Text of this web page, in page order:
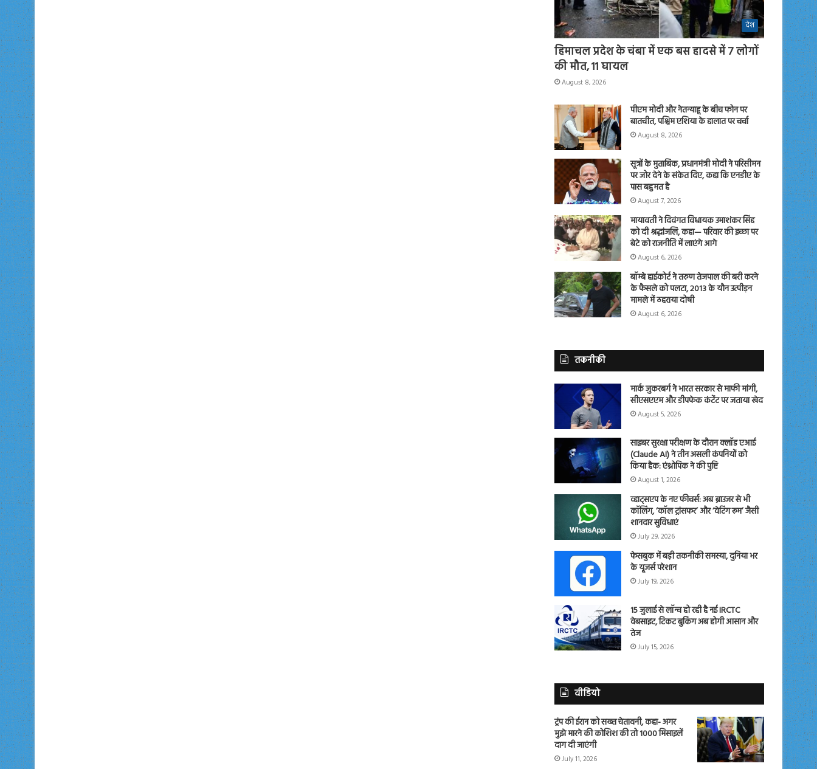
देश
हिमाचल प्रदेश के चंबा में एक बस हादसे में 7 लोगों
की मौत, 11 घायल
August 8, 2026
पीएम मोदी और नेतन्याहू के बीच फोन पर
बातचीत, पश्चिम एशिया के हालात पर चर्चा
August 8, 2026
सूत्रों के मुताबिक, प्रधानमंत्री मोदी ने परिसीमन
पर जोर देने के संकेत दिए, कहा कि एनडीए के
पास बहुमत है
August 7, 2026
मायावती ने दिवंगत विधायक उमाशंकर सिंह
को दी श्रद्धांजलि, कहा— परिवार की इच्छा पर
बेटे को राजनीति में लाएंगे आगे
August 6, 2026
बॉम्बे हाईकोर्ट ने तरुण तेजपाल की बरी करने
के फैसले को पलटा, 2013 के यौन उत्पीड़न
मामले में ठहराया दोषी
August 6, 2026
तकनीकी
मार्क जुकरबर्ग ने भारत सरकार से माफी मांगी,
सीएसएएम और डीपफेक कंटेंट पर जताया खेद
August 5, 2026
साइबर सुरक्षा परीक्षण के दौरान क्लॉड एआई
(Claude AI) ने तीन असली कंपनियों को
किया हैक: एंथ्रोपिक ने की पुष्टि
August 1, 2026
व्हाट्सएप के नए फीचर्स: अब ब्राउजर से भी
कॉलिंग, ‘कॉल ट्रांसफर’ और ‘वेटिंग रूम’ जैसी
शानदार सुविधाएं
July 29, 2026
फेसबुक में बड़ी तकनीकी समस्या, दुनिया भर
के यूजर्स परेशान
July 19, 2026
15 जुलाई से लॉन्च हो रही है नई IRCTC
वेबसाइट, टिकट बुकिंग अब होगी आसान और
तेज
July 15, 2026
वीडियो
ट्रंप की ईरान को सख्त चेतावनी, कहा- अगर
मुझे मारने की कोशिश की तो 1000 मिसाइलें
दाग दी जाएंगी
July 11, 2026